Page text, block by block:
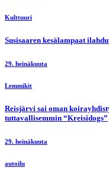
Kulttuuri
Susisaaren kesälampaat
29. heinäkuuta
Lemmikit
Reisjärvi sai oman
tuttavallisemmin “Kreisidogs”
29. heinäkuuta
autoilu